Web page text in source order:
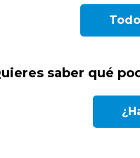
EMPRESA
CONSULTORÍA
INTERNACIONAL
GRUPO
MULTINACIONAL
SERVICIOS
ESPAÑOLA
saber qué